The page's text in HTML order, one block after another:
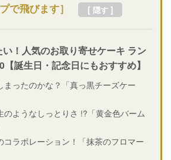
で飛びます］ [ 隠す ]
！人気のお取り寄せケーキ ラン
誕生日・記念日にもおすすめ】
まったのかな？「真っ黒チーズケー
のようなしっとりさ !?「黄金色バーム
コラボレーション！「抹茶のフロマー